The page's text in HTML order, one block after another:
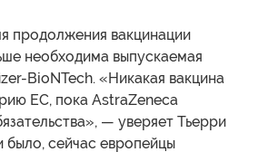
продолжения вакцинации
необходима выпускаемая
BioNTech. «Никакая вакцина
ЕС, пока AstraZeneca
— уверяет Тьерри
было, сейчас европейцы